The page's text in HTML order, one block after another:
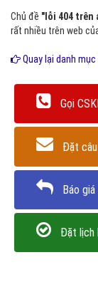
Chủ đề "lỗi 404 trên
rất nhiều trên web
Quay lại danh mục
Gọi
Đặt
Báo
Đặt lịch